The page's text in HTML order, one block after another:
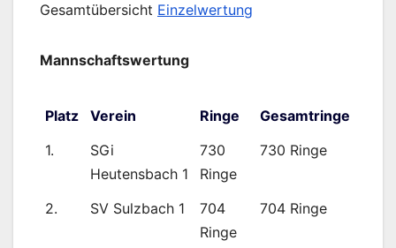
Gesamtübersicht Einzelwertung
Mannschaftswertung
Platz Verein Ringe
Gesamtringe
1.
SGi
Heutensbach 1
730
Ringe
730 Ringe
2. SV Sulzbach 1
704
Ringe
704 Ringe